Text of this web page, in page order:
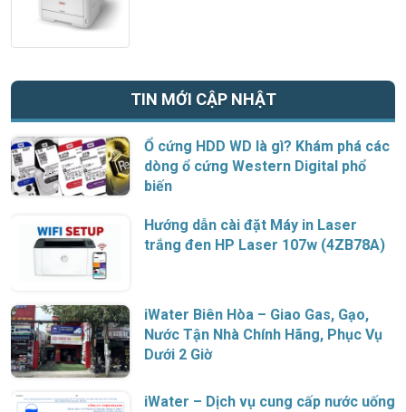
TIN MỚI CẬP NHẬT
Ổ cứng HDD WD là gì? Khám phá các
dòng ổ cứng Western Digital phổ
biến
Hướng dẫn cài đặt Máy in Laser
trắng đen HP Laser 107w (4ZB78A)
iWater Biên Hòa – Giao Gas, Gạo,
Nước Tận Nhà Chính Hãng, Phục Vụ
Dưới 2 Giờ
iWater – Dịch vụ cung cấp nước uống